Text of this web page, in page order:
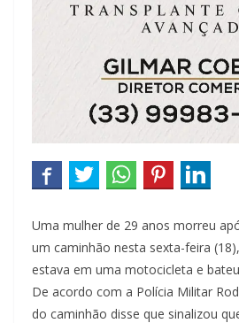
Uma mulher de 29 anos morreu
um caminhão nesta sexta-feira
estava em uma motocicleta e
De acordo com a Polícia Militar
do caminhão disse que sinalizou